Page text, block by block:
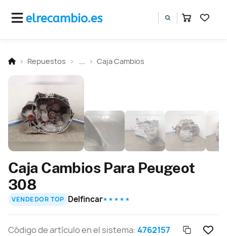
Repuestos Caja Cambios
Caja Cambios Para Peugeot
308
VENDEDOR TOP Delfincar★ ★ ★ ★ ★
Código de artículo en el sistema:4762157